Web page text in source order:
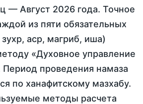
— Август 2026 года. Точное
из пяти обязательных
аср, магриб, иша)
«Духовное управление
проведения намаза
по ханафитскому мазхабу.
методы расчета